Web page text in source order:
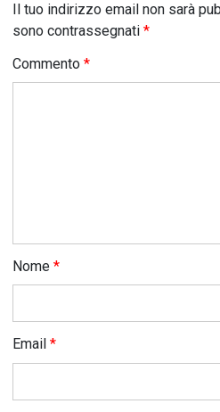
Il tuo indirizzo email non sarà
sono contrassegnati *
Commento *
Nome *
Email *